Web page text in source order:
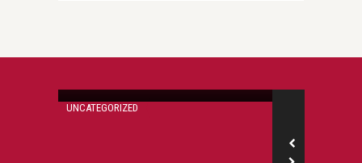
UNCATEGORIZED